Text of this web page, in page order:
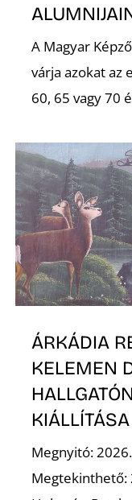
A Magyar
várja azokat az
60, 65 vagy 70
ÁRKÁDIA
KELEMEN
KIÁLLÍTÁSA
Megnyitó:
Megtekinthető: